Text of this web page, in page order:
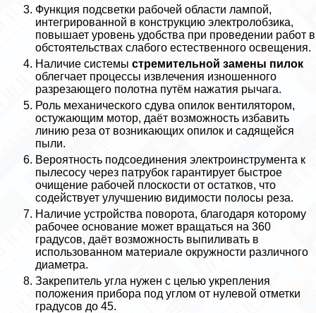
Функция подсветки рабочей области лампой,
интегрированной в конструкцию электролобзика,
повышает уровень удобства при проведении работ в
обстоятельствах слабого естественного освещения.
Наличие системы стремительной замены пилок
облегчает процессы извлечения изношенного
разрезающего полотна путём нажатия рычага.
Роль механического сдува опилок вентилятором,
остужающим мотор, даёт возможность избавить
линию реза от возникающих опилок и садящейся
пыли.
Вероятность подсоединения электроинструмента к
пылесосу через патрубок гарантирует быстрое
очищение рабочей плоскости от остатков, что
содействует улучшению видимости полосы реза.
Наличие устройства поворота, благодаря которому
рабочее основание может вращаться на 360
градусов, даёт возможность выпиливать в
использованном материале окружности различного
диаметра.
Закрепитель угла нужен с целью укрепления
положения прибора под углом от нулевой отметки
градусов до 45.